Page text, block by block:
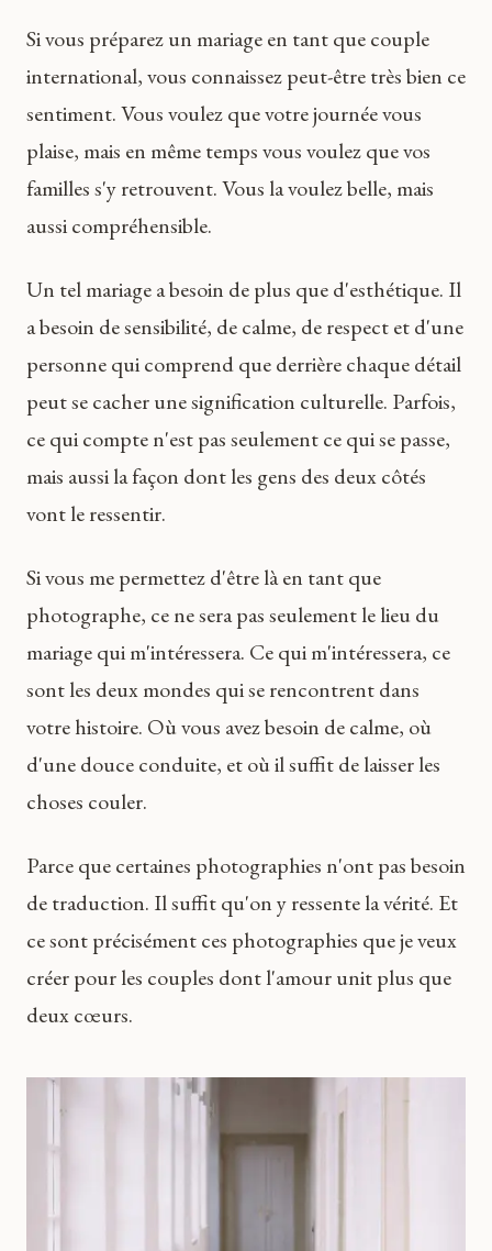
Si vous préparez un mariage en tant que couple
international, vous connaissez peut-être très bien ce
sentiment. Vous voulez que votre journée vous
plaise, mais en même temps vous voulez que vos
familles s'y retrouvent. Vous la voulez belle, mais
aussi compréhensible.
Un tel mariage a besoin de plus que d'esthétique. Il
a besoin de sensibilité, de calme, de respect et d'une
personne qui comprend que derrière chaque détail
peut se cacher une signification culturelle. Parfois,
ce qui compte n'est pas seulement ce qui se passe,
mais aussi la façon dont les gens des deux côtés
vont le ressentir.
Si vous me permettez d'être là en tant que
photographe, ce ne sera pas seulement le lieu du
mariage qui m'intéressera. Ce qui m'intéressera, ce
sont les deux mondes qui se rencontrent dans
votre histoire. Où vous avez besoin de calme, où
d'une douce conduite, et où il suffit de laisser les
choses couler.
Parce que certaines photographies n'ont pas besoin
de traduction. Il suffit qu'on y ressente la vérité. Et
ce sont précisément ces photographies que je veux
créer pour les couples dont l'amour unit plus que
deux cœurs.